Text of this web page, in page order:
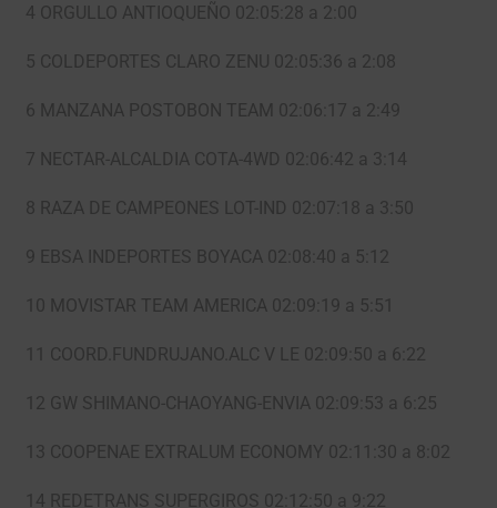
4 ORGULLO ANTIOQUEÑO 02:05:28 a 2:00
5 COLDEPORTES CLARO ZENU 02:05:36 a 2:08
6 MANZANA POSTOBON TEAM 02:06:17 a 2:49
7 NECTAR-ALCALDIA COTA-4WD 02:06:42 a 3:14
8 RAZA DE CAMPEONES LOT-IND 02:07:18 a 3:50
9 EBSA INDEPORTES BOYACA 02:08:40 a 5:12
10 MOVISTAR TEAM AMERICA 02:09:19 a 5:51
11 COORD.FUNDRUJANO.ALC V LE 02:09:50 a 6:22
12 GW SHIMANO-CHAOYANG-ENVIA 02:09:53 a 6:25
13 COOPENAE EXTRALUM ECONOMY 02:11:30 a 8:02
14 REDETRANS SUPERGIROS 02:12:50 a 9:22